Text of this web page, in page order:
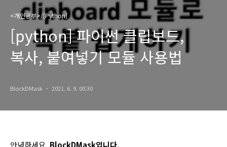
<개인공부>/[Python]
[python] 파이썬 클립보드,
복사, 붙여넣기 모듈 사용법
BlockDMask 2021. 6. 9. 00:30
안녕하세요. BlockDMask입니다.